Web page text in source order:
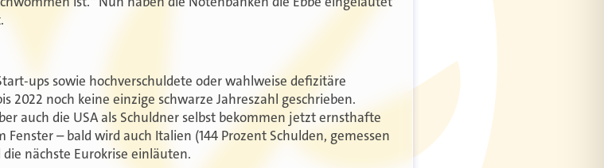
ups sowie hochverschuldete oder wahlweise defizitäre
2022 noch keine einzige schwarze Jahreszahl geschrieben.
auch die USA als Schuldner selbst bekommen jetzt ernsthafte
– bald wird auch Italien (144 Prozent Schulden, gemessen
nächste Eurokrise einläuten.